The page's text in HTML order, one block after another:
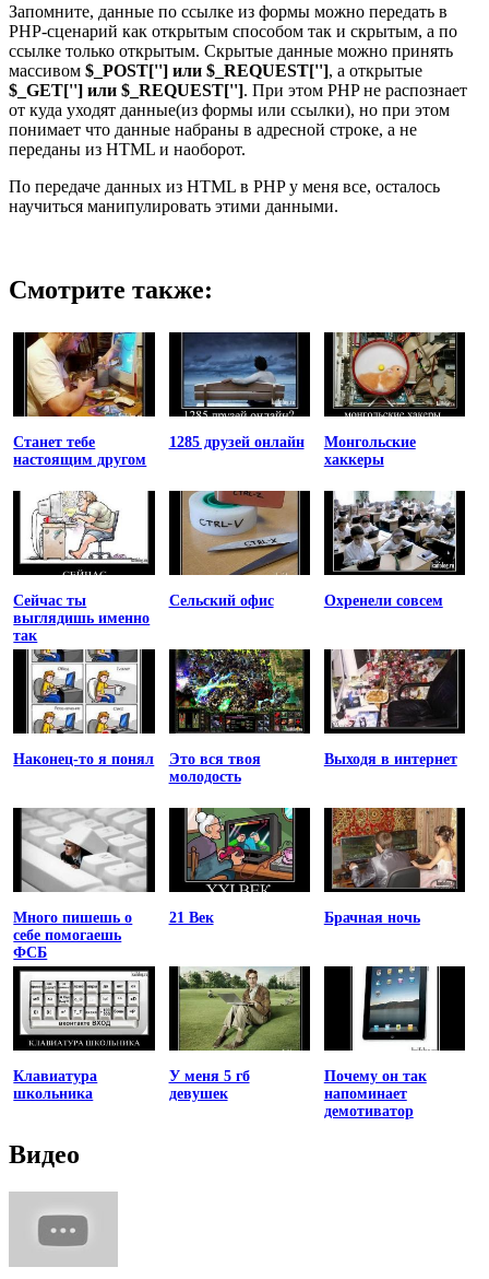
Запомните, данные по ссылке из формы можно передать в
PHP-сценарий как открытым способом так и скрытым, а по
ссылке только открытым. Скрытые данные можно принять
массивом $_POST[''] или $_REQUEST[''], а открытые
$_GET[''] или $_REQUEST['']. При этом PHP не распознает
от куда уходят данные(из формы или ссылки), но при этом
понимает что данные набраны в адресной строке, а не
переданы из HTML и наоборот.
По передаче данных из HTML в PHP у меня все, осталось
научиться манипулировать этими данными.
Смотрите также:
Станет тебе
настоящим другом
1285 друзей онлайн
Монгольские
хаккеры
Сейчас ты
выглядишь именно
так
Сельский офис Охренели совсем
Наконец-то я понял
Это вся твоя
молодость
Выходя в интернет
Много пишешь о
себе помогаешь
ФСБ
21 Век Брачная ночь
Клавиатура
школьника
У меня 5 гб
девушек
Почему он так
напоминает
демотиватор
Видео